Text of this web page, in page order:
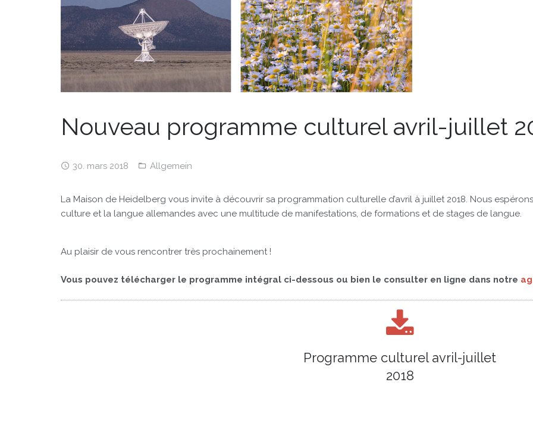
Nouveau programme culturel avril-juillet
30. mars 2018 Allgemein
La Maison de Heidelberg vous invite à découvrir sa programmation culturelle d’avril à juillet 2018. Nous
culture et la langue allemandes avec une multitude de manifestations, de formations et de stages de langue.
Au plaisir de vous rencontrer très prochainement !
Vous pouvez télécharger le programme intégral ci-dessous ou bien le consulter en ligne dans notre
Programme culturel avril-juillet
2018